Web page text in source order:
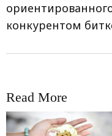
конкурентом
Read More